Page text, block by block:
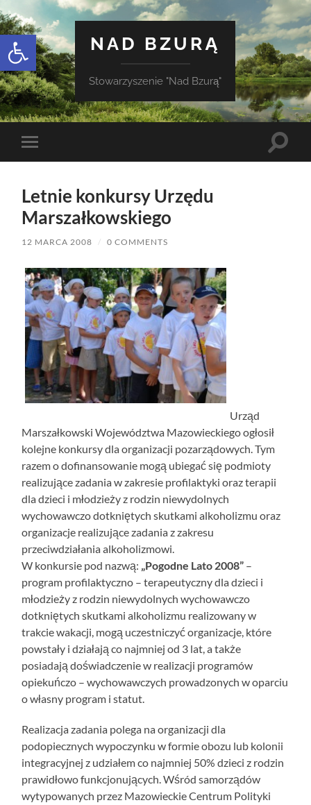
Otwórz pasek narzędzi
NAD BZURĄ
Stowarzyszenie "Nad Bzurą"
Toggle
mobile
Toggle
Letnie konkursy Urzędu
Marszałkowskiego
12 MARCA 2008 / 0 COMMENTS
Urząd
Marszałkowski Województwa Mazowieckiego ogłosił
kolejne konkursy dla organizacji pozarządowych. Tym
razem o dofinansowanie mogą ubiegać się podmioty
realizujące zadania w zakresie profilaktyki oraz terapii
dla dzieci i młodzieży z rodzin niewydolnych
wychowawczo dotkniętych skutkami alkoholizmu oraz
organizacje realizujące zadania z zakresu
przeciwdziałania alkoholizmowi.
W konkursie pod nazwą: „Pogodne Lato 2008” –
program profilaktyczno – terapeutyczny dla dzieci i
młodzieży z rodzin niewydolnych wychowawczo
dotkniętych skutkami alkoholizmu realizowany w
trakcie wakacji, mogą uczestniczyć organizacje, które
powstały i działają co najmniej od 3 lat, a także
posiadają doświadczenie w realizacji programów
opiekuńczo – wychowawczych prowadzonych w oparciu
o własny program i statut.
Realizacja zadania polega na organizacji dla
podopiecznych wypoczynku w formie obozu lub kolonii
integracyjnej z udziałem co najmniej 50% dzieci z rodzin
prawidłowo funkcjonujących. Wśród samorządów
wytypowanych przez Mazowieckie Centrum Polityki